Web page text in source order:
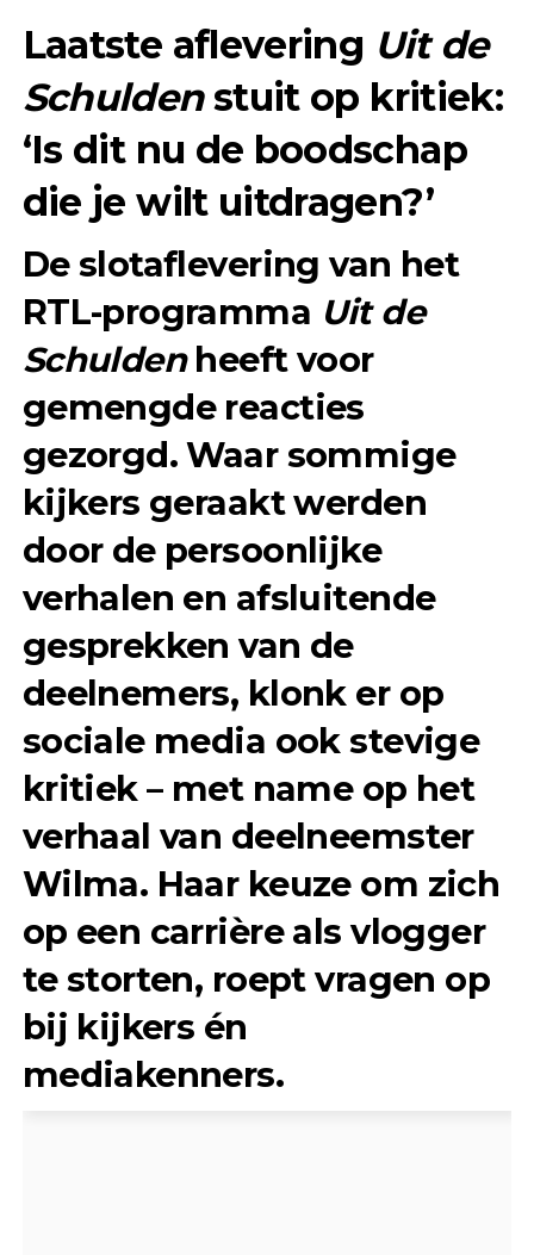
Laatste aflevering Uit de
Schuldenstuit op kritiek:
‘Is dit nu de boodschap
die je wilt uitdragen?’
De slotaflevering van het
RTL-programma Uit de
Schuldenheeft voor
gemengde reacties
gezorgd. Waar sommige
kijkers geraakt werden
door de persoonlijke
verhalen en afsluitende
gesprekken van de
deelnemers, klonk er op
sociale media ook stevige
kritiek – met name op het
verhaal van deelneemster
Wilma. Haar keuze om zich
op een carrière als vlogger
te storten, roept vragen op
bij kijkers én
mediakenners.